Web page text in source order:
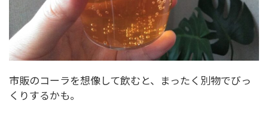
市販のコーラを想像して飲むと、まったく別物でびっ
くりするかも。